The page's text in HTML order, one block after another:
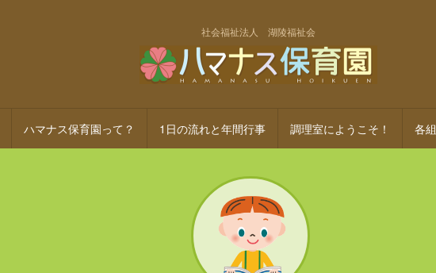
社会福祉法人 湖陵福祉会
ハマナス保育園って？ 1日の流れと年間行事 調理室にようこそ！ 各